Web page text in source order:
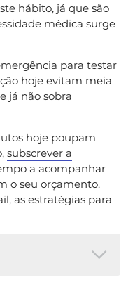
hábito, já que são
médica surge
para testar
hoje evitam meia
já não sobra
hoje poupam
subscrever a
a acompanhar
o seu orçamento.
as estratégias para